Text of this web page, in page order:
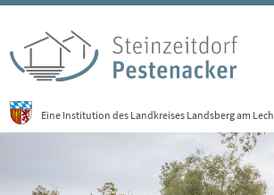
Eine Institution des Landkreises Landsberg am Lech